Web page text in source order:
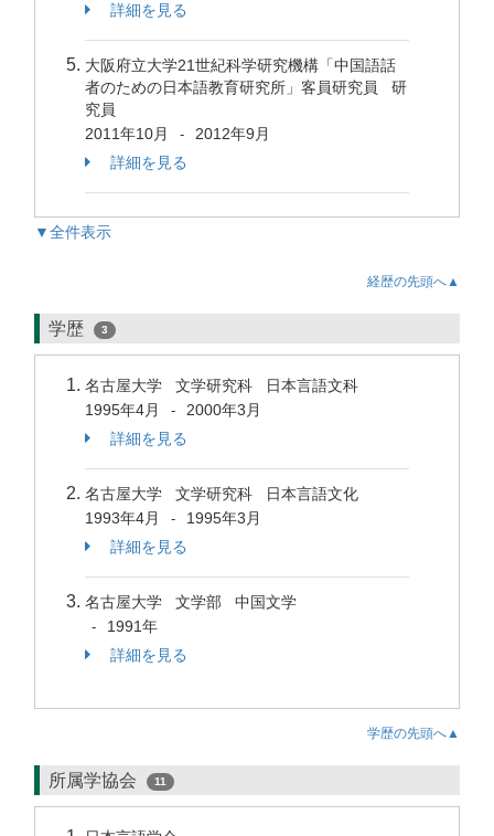
詳細を見る
大阪府立大学21世紀科学研究機構「中国語話
者のための日本語教育研究所」客員研究員 研
究員
2011年10月
-
2012年9月
詳細を見る
▼全件表示
経歴の先頭へ▲
学歴 3
名古屋大学 文学研究科 日本言語文科
1995年4月
-
2000年3月
詳細を見る
名古屋大学 文学研究科 日本言語文化
1993年4月
-
1995年3月
詳細を見る
名古屋大学 文学部 中国文学
-
1991年
詳細を見る
学歴の先頭へ▲
所属学協会 11